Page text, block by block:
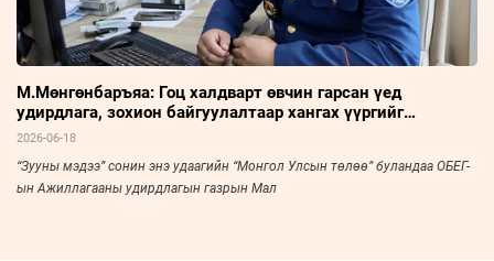
М.Мөнгөнбаръяа: Гоц халдварт өвчин гарсан үед
удирдлага, зохион байгуулалтаар хангах үүргийг
хэрэгжүүлдэг
2026-06-18
“Зууны мэдээ” сонин энэ удаагийн “Монгол Улсын төлөө” буландаа ОБЕГ-
ын Ажиллагааны удирдлагын газрын Мал